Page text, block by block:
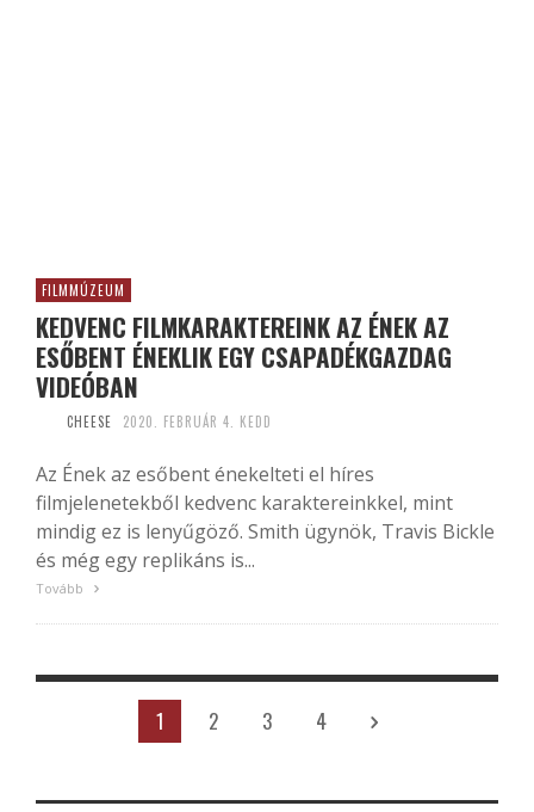
FILMMÚZEUM
KEDVENC FILMKARAKTEREINK AZ ÉNEK AZ
ESŐBENT ÉNEKLIK EGY CSAPADÉKGAZDAG
VIDEÓBAN
CHEESE 2020. FEBRUÁR 4. KEDD
Az Ének az esőbent énekelteti el híres
filmjelenetekből kedvenc karaktereinkkel, mint
mindig ez is lenyűgöző. Smith ügynök, Travis Bickle
és még egy replikáns is...
Tovább
1 2 3 4